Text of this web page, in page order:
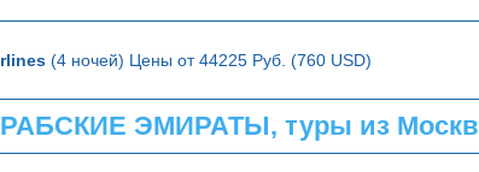
(4 ночей) Цены от 44225 Руб. (760 USD)
ЭМИРАТЫ, туры из